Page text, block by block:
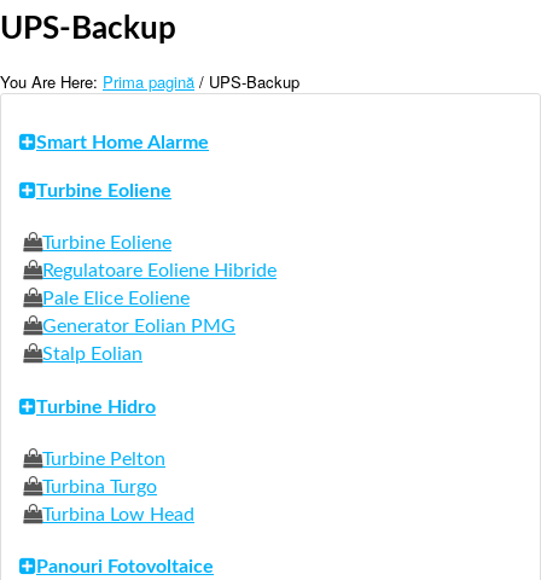
UPS-Backup
You Are Here: Prima pagină / UPS-Backup
Smart Home Alarme
Turbine Eoliene
Turbine Eoliene
Regulatoare Eoliene Hibride
Pale Elice Eoliene
Generator Eolian PMG
Stalp Eolian
Turbine Hidro
Turbine Pelton
Turbina Turgo
Turbina Low Head
Panouri Fotovoltaice